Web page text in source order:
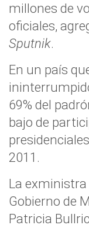
millones de
oficiales,
Sputnik.
En un país
69% del
bajo de
2011.
La exministra
Gobierno de
Patricia